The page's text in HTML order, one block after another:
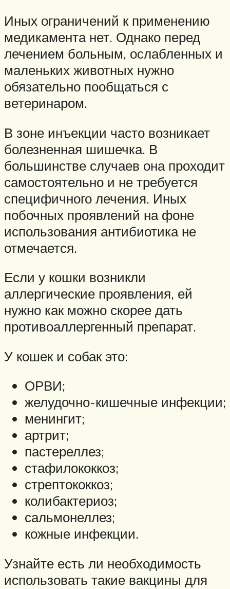
Иных ограничений к применению
медикамента нет. Однако перед
лечением больным, ослабленных и
маленьких животных нужно
обязательно пообщаться с
ветеринаром.
В зоне инъекции часто возникает
болезненная шишечка. В
большинстве случаев она проходит
самостоятельно и не требуется
специфичного лечения. Иных
побочных проявлений на фоне
использования антибиотика не
отмечается.
Если у кошки возникли
аллергические проявления, ей
нужно как можно скорее дать
противоаллергенный препарат.
У кошек и собак это:
ОРВИ;
желудочно-кишечные инфекции;
менингит;
артрит;
пастереллез;
стафилококкоз;
стрептококкоз;
колибактериоз;
сальмонеллез;
кожные инфекции.
Узнайте есть ли необходимость
использовать такие вакцины для